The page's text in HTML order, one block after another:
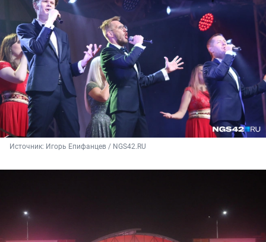
Источник: Игорь Епифанцев / NGS42.RU